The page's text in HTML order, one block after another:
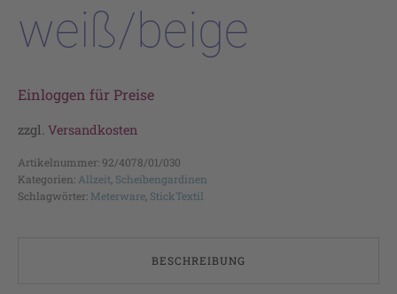
weiß/beige
Einloggen für Preise
zzgl. Versandkosten
Artikelnummer: 92/4078/01/030
Kategorien: Allzeit Scheibengardinen
Schlagwörter: Meterware StickTextil
BESCHREIBUNG